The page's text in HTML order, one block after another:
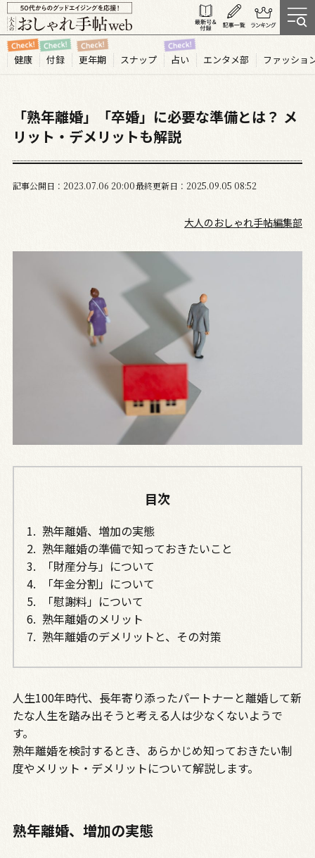
健康 付録 更年期 スナップ 占い エンタメ部 ファッショ
「熟年離婚」「卒婚」に必要な準備とは？ メ
リット・デメリットも解説
記事公開日 2023.07 06 20:00最終更新日 2025.09.05 08:52
大人のおしゃれ手帖編集部
目次
熟年離婚、増加の実態
熟年離婚の準備で知っておきたいこと
「財産分与」について
「年金分割」について
「慰謝料」について
熟年離婚のメリット
熟年離婚のデメリットと、その対策
人生100年時代、長年寄り添ったパートナーと離婚して新
たな人生を踏み出そうと考える人は少なくないようで
す。
熟年離婚を検討するとき、あらかじめ知っておきたい制
度やメリット・デメリットについて解説します。
熟年離婚、増加の実態